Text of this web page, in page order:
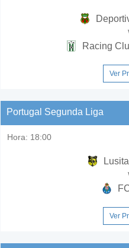
Racing
Ver
Portugal Segunda Liga
Hora: 18:00
Ver